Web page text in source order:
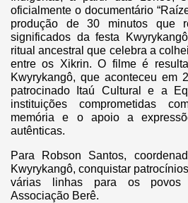
oficialmente o documentário
produção de 30 minutos que
significados da festa
ritual ancestral que celebra a
entre os Xikrin. O filme é
Kwyrykangô, que aconteceu em
patrocinado Itaú Cultural e a
instituições comprometidas
memória e o apoio a
autênticas.
Para Robson Santos,
Kwyrykangô, conquistar
várias linhas para os povos
Associação Berê.